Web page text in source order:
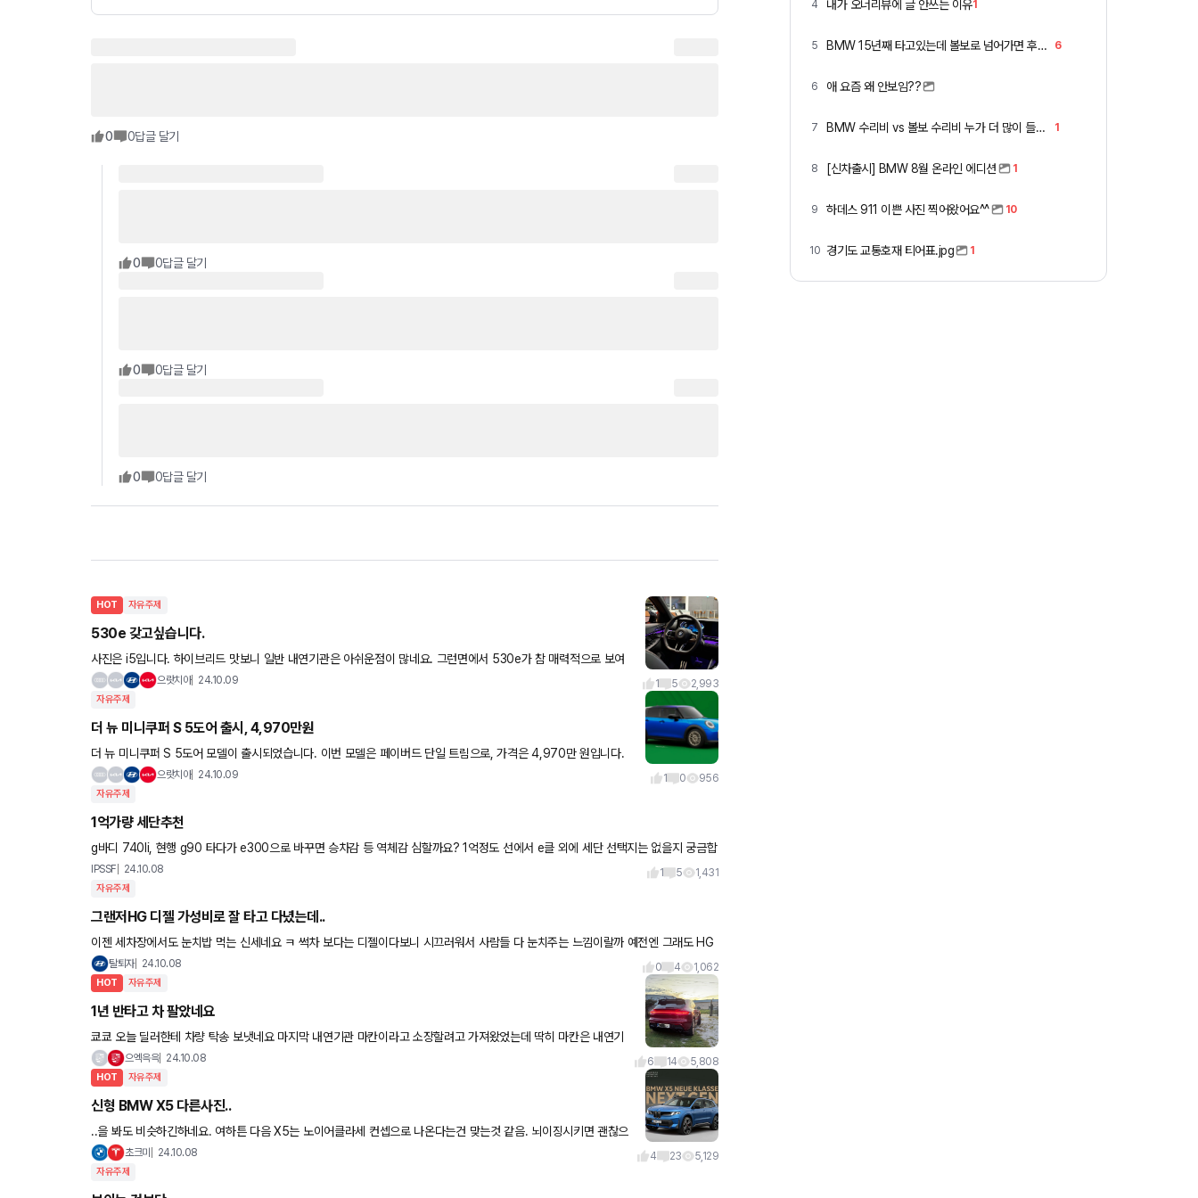
0 0답글 달기
0 0답글 달기
0 0답글 달기
0 0답글 달기
HOT 자유주제
530e 갖고싶습니다.
사진은 i5입니다. 하이브리드 맛보니 일반 내연기관은 아쉬운점이 많네요. 그런면에서 530e가 참 매력적으로 보여
요. 기변병 쿨타임 돌아서 하루하루 힘이듭니다...
으랏치아 24.10.09 1 5 2,993
자유주제
더 뉴 미니쿠퍼 S 5도어 출시, 4,970만원
더 뉴 미니쿠퍼 S 5도어 모델이 출시되었습니다. 이번 모델은 페이버드 단일 트림으로, 가격은 4,970만 원입니다.
주요 옵션으로는 헤드업 디스플레이, 서라운드 뷰, 드라이빙 어시스턴트 플러스
으랏치아 24.10.09 1 0 956
자유주제
1억가량 세단추천
g바디 740li, 현행 g90 타다가 e300으로 바꾸면 승차감 등 역체감 심할까요? 1억정도 선에서 e클 외에 세단 선택지는 없을지 궁금합
니다. 아버지가 타실건데 이제 비머는 젊은 느낌이라 싫다
IPSSF 24.10.08 1 5 1,431
자유주제
그랜저HG 디젤 가성비로 잘 타고 다녔는데..
이젠 세차장에서도 눈치밥 먹는 신세네요 ㅋ 썩차 보다는 디젤이다보니 시끄러워서 사람들 다 눈치주는 느낌이랄까 예전엔 그래도 HG
타면서 좋은 추억도 많은데 이제는 지나가는 학생들마저 지나가면서 개썩차
탈퇴자 24.10.08 0 4 1,062
HOT 자유주제
1년 반타고 차 팔았네요
쿄쿄 오늘 딜러한테 차량 탁송 보냇네요 마지막 내연기관 마칸이라고 소장할려고 가져왔었는데 딱히 마칸은 내연기
관이 어쨋네 저쨋네 의미없네요 ㅋ 저는 낮은차 체질인가 봅니다 1년반동안 차에 돈도 많이쓰
으엑윽윽 24.10.08 6 14 5,808
HOT 자유주제
신형 BMW X5 다른사진..
..을 봐도 비슷하긴하네요. 여하튼 다음 X5는 노이어클라세 컨셉으로 나온다는건 맞는것 같음. 뇌이징시키면 괜찮으
려나요?ㅎㅎ
초크미 24.10.08 4 23 5,129
자유주제
4 내가 오너리뷰에 글 안쓰는 이유1
5 BMW 15년째 타고있는데 볼보로 넘어가면 후회할까요 ? 6
6 애 요즘 왜 안보임??
7 BMW 수리비 vs 볼보 수리비 누가 더 많이 들까요 ㅎ 1
8 [신차출시] BMW 8월 온라인 에디션 1
9 하데스 911 이쁜 사진 찍어왔어요^^ 10
10 경기도 교통호재 티어표.jpg 1